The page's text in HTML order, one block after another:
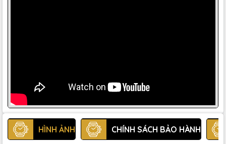
HÌNH ẢNH CHÍNH SÁCH BẢO HÀNH